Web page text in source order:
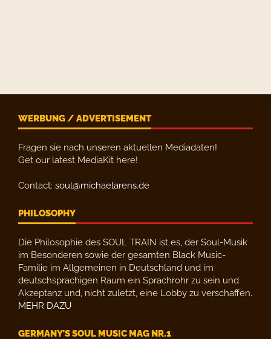
WERBUNG / ADVERTISEMENT
Fragen sie nach unseren aktuellen Mediadaten!
Get our latest MediaKit here!
Contact: soul@michaelarens.de
PHILOSOPHY
Die Philosophie des SOUL TRAIN ist es, der Soul-Musik
im Besonderen sowie der gesamten Black Music-
Familie im Allgemeinen in Deutschland und im
deutschsprachigen Raum ein Sprachrohr zu sein und
Akzeptanz und, nicht zuletzt, eine Lobby zu verschaffen.
MEHR DAZU
GERMANY’S SOUL MUSIC MAG NR.1